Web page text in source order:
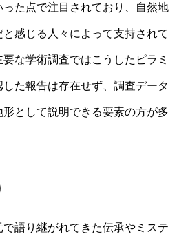
った点で注目されており、自然地
感じる人々によって支持されて
な学術調査ではこうしたピラミ
た報告は存在せず、調査データ
として説明できる要素の方が多
語り継がれてきた伝承やミステ